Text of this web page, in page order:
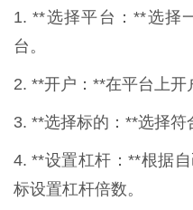
1. **选择平台：**选择
台。
2. **开户：**在平台上开
3. **选择标的：**选择符
4. **设置杠杆：**根据
标设置杠杆倍数。